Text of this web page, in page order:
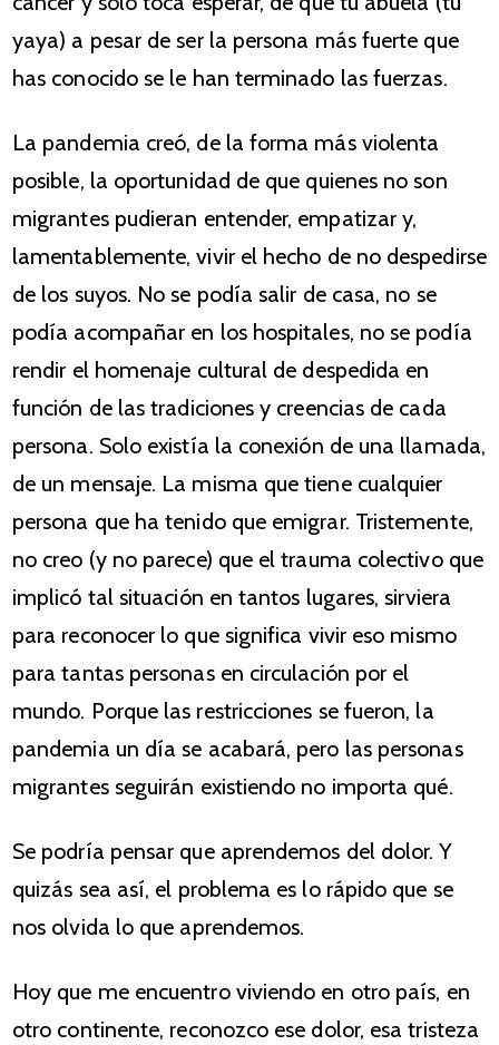
yaya) a pesar de ser la persona más fuerte que
has conocido se le han terminado las fuerzas.
La pandemia creó, de la forma más violenta
posible, la oportunidad de que quienes no son
migrantes pudieran entender, empatizar y,
lamentablemente, vivir el hecho de no despedirse
de los suyos. No se podía salir de casa, no se
podía acompañar en los hospitales, no se podía
rendir el homenaje cultural de despedida en
función de las tradiciones y creencias de cada
persona. Solo existía la conexión de una llamada,
de un mensaje. La misma que tiene cualquier
persona que ha tenido que emigrar. Tristemente,
no creo (y no parece) que el trauma colectivo que
implicó tal situación en tantos lugares, sirviera
para reconocer lo que significa vivir eso mismo
para tantas personas en circulación por el
mundo. Porque las restricciones se fueron, la
pandemia un día se acabará, pero las personas
migrantes seguirán existiendo no importa qué.
Se podría pensar que aprendemos del dolor. Y
quizás sea así, el problema es lo rápido que se
nos olvida lo que aprendemos.
Hoy que me encuentro viviendo en otro país, en
otro continente, reconozco ese dolor, esa tristeza